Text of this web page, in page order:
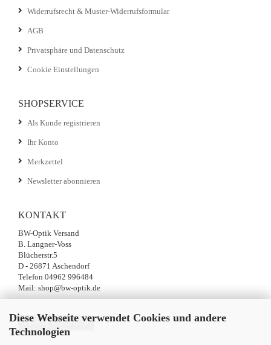
Diese Webseite verwendet Cookies und andere
Technologien
Widerrufsrecht & Muster-Widerrufsformular
AGB
Privatsphäre und Datenschutz
Cookie Einstellungen
SHOPSERVICE
Als Kunde registrieren
Ihr Konto
Merkzettel
Newsletter abonnieren
KONTAKT
BW-Optik Versand
B. Langner-Voss
Blücherstr.5
D - 26871 Aschendorf
Telefon 04962 996484
Mail: shop@bw-optik.de
Vertrag widerrufen